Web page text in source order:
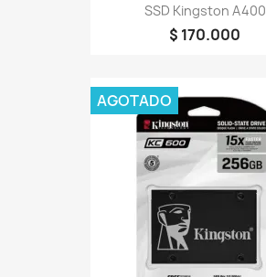
SSD Kingston A400
$ 170.000
AGOTADO